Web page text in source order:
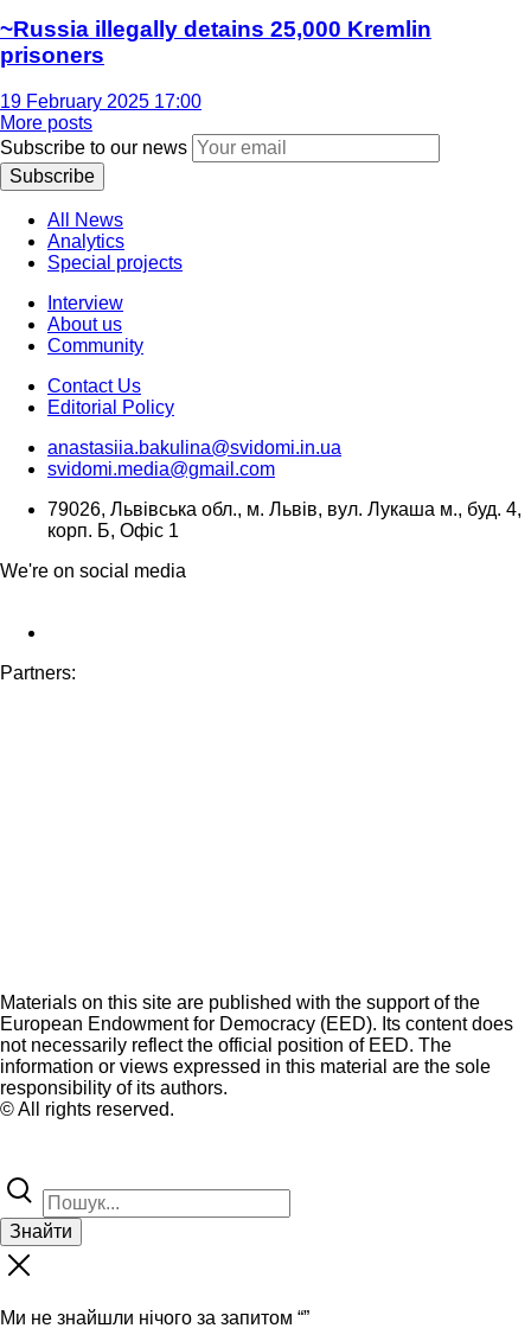
~Russia illegally detains 25,000 Kremlin
prisoners
19 February 2025 17:00
More posts
Subscribe to our news
Subscribe
All News
Analytics
Special projects
Interview
About us
Community
Contact Us
Editorial Policy
anastasiia.bakulina@svidomi.in.ua
svidomi.media@gmail.com
79026, Львівська обл., м. Львів, вул. Лукаша м., буд. 4,
корп. Б, Офіс 1
We're on social media
Partners:
Materials on this site are published with the support of the
European Endowment for Democracy (EED). Its content does
not necessarily reflect the official position of EED. The
information or views expressed in this material are the sole
responsibility of its authors.
© All rights reserved.
Знайти
Ми не знайшли нічого за запитом “”